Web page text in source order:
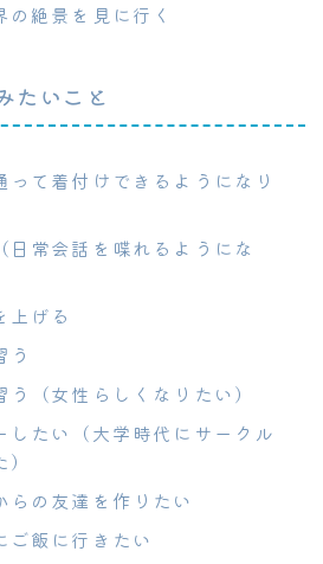
絶景を見に行く
たいこと
って着付けできるようになり
日常会話を喋れるようにな
上げる
う
う（女性らしくなりたい）
したい（大学時代にサークル
らの友達を作りたい
ご飯に行きたい